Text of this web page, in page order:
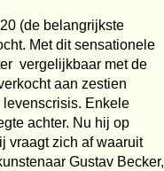
(de belangrijkste
Met dit sensationele
 vergelijkbaar met de
aan zestien
Enkele
achter. Nu hij op
vraagt zich af waaruit
Gustav Becker,